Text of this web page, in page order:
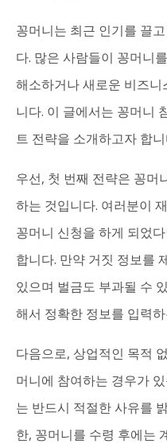
꽁머니는 최근 인기를 끌
다. 많은 사람들이 꽁머니
해소하거나 새로운 비즈
니다. 이 글에서는 꽁머니
트 전략을 소개하고자 합니
우선, 첫 번째 전략은 꽁머
하는 것입니다. 여러분이
꽁머니 신청을 하게 되었
합니다. 만약 거짓 정보를
있으며 벌금도 부과될 수
해서 정확한 정보를 입력
다음으로, 상업적인 목적
머니에 참여하는 경우가
는 반드시 적절한 사유를
한, 꽁머니를 수령 후에는